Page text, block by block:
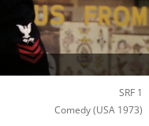
SRF 1
Comedy(USA 1973)